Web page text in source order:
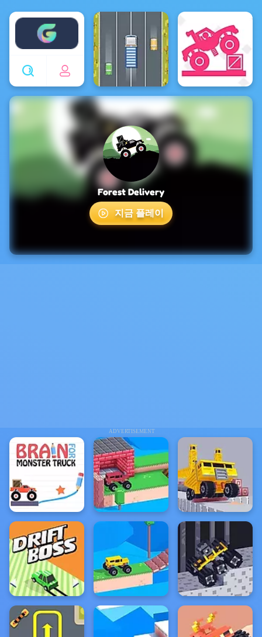
Enjoy4fun
ADVERTISEMENT
Forest Delivery
지금 플레이